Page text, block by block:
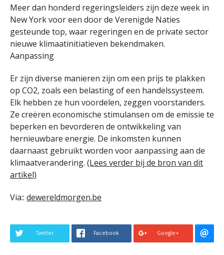
Meer dan honderd regeringsleiders zijn deze week in
New York voor een door de Verenigde Naties
gesteunde top, waar regeringen en de private sector
nieuwe klimaatinitiatieven bekendmaken.
Aanpassing
Er zijn diverse manieren zijn om een prijs te plakken
op CO2, zoals een belasting of een handelssysteem.
Elk hebben ze hun voordelen, zeggen voorstanders.
Ze creëren economische stimulansen om de emissie te
beperken en bevorderen de ontwikkeling van
hernieuwbare energie. De inkomsten kunnen
daarnaast gebruikt worden voor aanpassing aan de
klimaatverandering. (Lees verder bij de bron van dit
artikel)
Via:: dewereldmorgen.be
Twitter Facebook Google+